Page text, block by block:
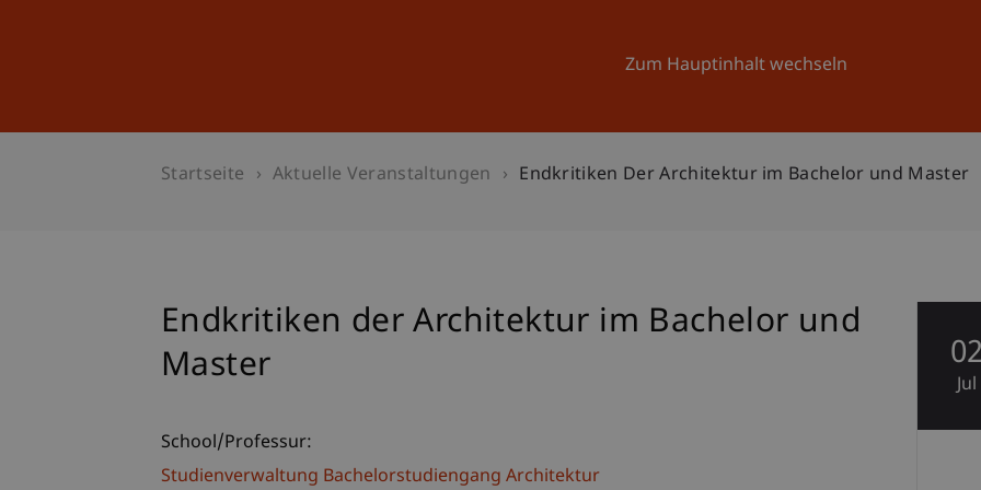
Zum Hauptinhalt wechseln
Universität Aktuelles
Startseite Aktuelle Veranstaltungen Endkritiken Der Architektur im Bachelor und Master
Endkritiken der Architektur im Bachelor und
Master
School/Professur:
Studienverwaltung Bachelorstudiengang Architektur
02
Jul